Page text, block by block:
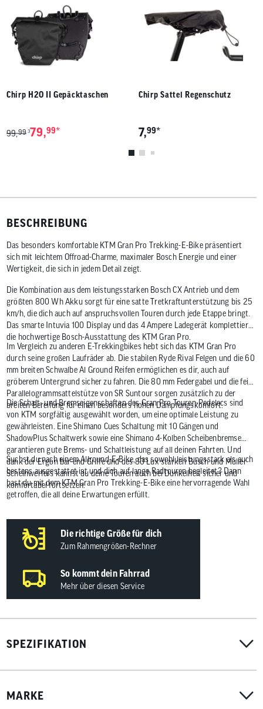
Chirp H2O II Gepäcktaschen
99,99 379,99*
Chirp Sattel Regenschutz
7,99*
BESCHREIBUNG
Das besonders komfortable KTM Gran Pro Trekking-E-Bike präsentiert
sich mit leichtem Offroad-Charme, maximaler Bosch Energie und einer
Wertigkeit, die sich in jedem Detail zeigt.
Die Kombination aus dem leistungsstarken Bosch CX Antrieb und dem
größten 800 Wh Akku sorgt für eine satte Tretkraftunterstützung bis 25
km/h, die dich auch auf anspruchsvollen Touren durch jede Etappe bringt.
Das smarte Intuvia 100 Display und das 4 Ampere Ladegerät komplettieren
die hochwertige Bosch-Ausstattung des KTM Gran Pro.
Im Vergleich zu anderen E-Trekkingbikes hebt sich das KTM Gran Pro
durch seine großen Laufräder ab. Die stabilen Ryde Rival Felgen und die 60
mm breiten Schwalbe Al Ground Reifen ermöglichen es dir, auch auf
gröberem Untergrund sicher zu fahren. Die 80 mm Federgabel und die feine
Parallelogrammsattelstütze von SR Suntour sorgen zusätzlich zu der
breiten Bereifung für einen besonders hohen Dämpfungskomfort.
Die Schalt- und Bremseigenschaften des Gran Pro Touren-Pedelecs sind
von KTM sorgfältig ausgewählt worden, um eine optimale Leistung zu
gewährleisten. Eine Shimano Cues Schaltung mit 10 Gängen und
ShadowPlus Schaltwerk sowie eine Shimano 4-Kolben Scheibenbremse
garantieren gute Brems- und Schaltleistung auf all deinen Fahrten. Und
dank der Ergon bar-end Griffe und des 80 Lux starken Busch und Müller
Scheinwerfers kannst du deine Touren auch bei Dunkelheit sicher und
komfortabel fortsetzen.
Suchst du nach einem Allround-E-Bike, das sowohl leistungsstark als auch
bestens ausgestattet ist und dich auf lange Radtouren begleitet? Dann
hast du mit dem KTM Gran Pro Trekking-E-Bike eine hervorragende Wahl
getroffen, die all deine Erwartungen erfüllt.
Die richtige Größe für dich
Zum Rahmengrößen-Rechner
So kommt dein Fahrrad
Mehr über diesen Service
SPEZIFIKATION
MARKE